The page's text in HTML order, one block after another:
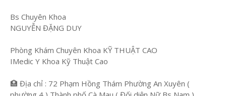
Bs Chuyên Khoa
NGUYỄN ĐẶNG DUY
Phòng Khám Chuyên Khoa KỸ THUẬT CAO
IMedic Y Khoa Kỹ Thuật Cao
🏥 Địa chỉ : 72 Phạm Hồng Thám Phường An Xuyên (